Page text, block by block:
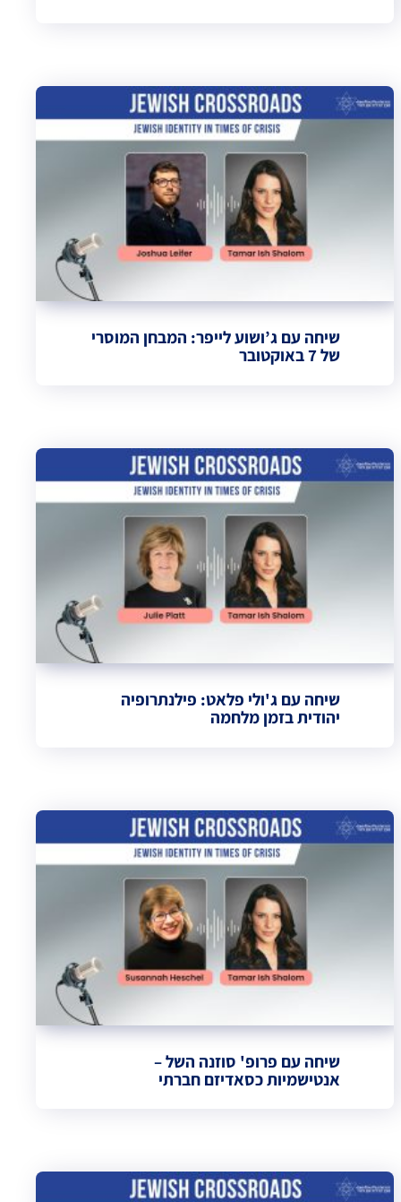
שיחה עם ג’ושוע לייפר: המבחן המוסרי
של 7 באוקטובר
שיחה עם ג'ולי פלאט: פילנתרופיה
יהודית בזמן מלחמה
שיחה עם פרופ' סוזנה השל –
אנטישמיות כסאדיזם חברתי